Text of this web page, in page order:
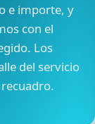
e importe, y
con el
Los
del servicio